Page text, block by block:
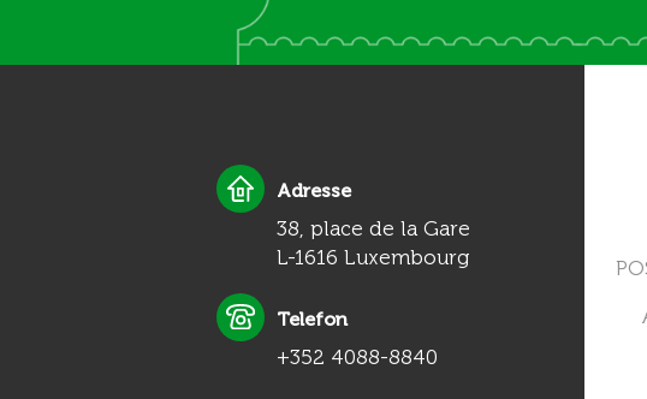
Adresse
38, place de la Gare
L-1616 Luxembourg
Telefon
+352 4088-8840